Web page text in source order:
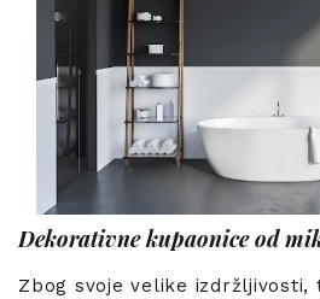
Dekorativne kupaonice od
Zbog svoje velike izdržljivosti,